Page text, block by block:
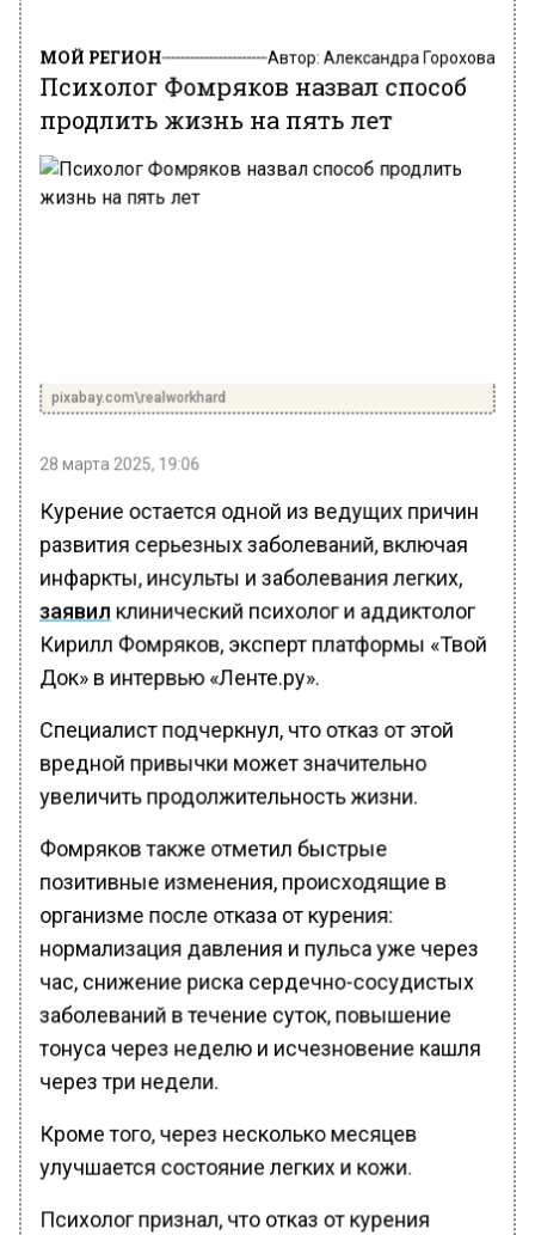
МОЙ РЕГИОН Автор: Александра Горохова
Психолог Фомряков назвал способ
продлить жизнь на пять лет
pixabay.com\realworkhard
28 марта 2025, 19:06
Курение остается одной из ведущих причин
развития серьезных заболеваний, включая
инфаркты, инсульты и заболевания легких,
заявил клинический психолог и аддиктолог
Кирилл Фомряков, эксперт платформы «Твой
Док» в интервью «Ленте.ру».
Специалист подчеркнул, что отказ от этой
вредной привычки может значительно
увеличить продолжительность жизни.
Фомряков также отметил быстрые
позитивные изменения, происходящие в
организме после отказа от курения:
нормализация давления и пульса уже через
час, снижение риска сердечно-сосудистых
заболеваний в течение суток, повышение
тонуса через неделю и исчезновение кашля
через три недели.
Кроме того, через несколько месяцев
улучшается состояние легких и кожи.
Психолог признал, что отказ от курения